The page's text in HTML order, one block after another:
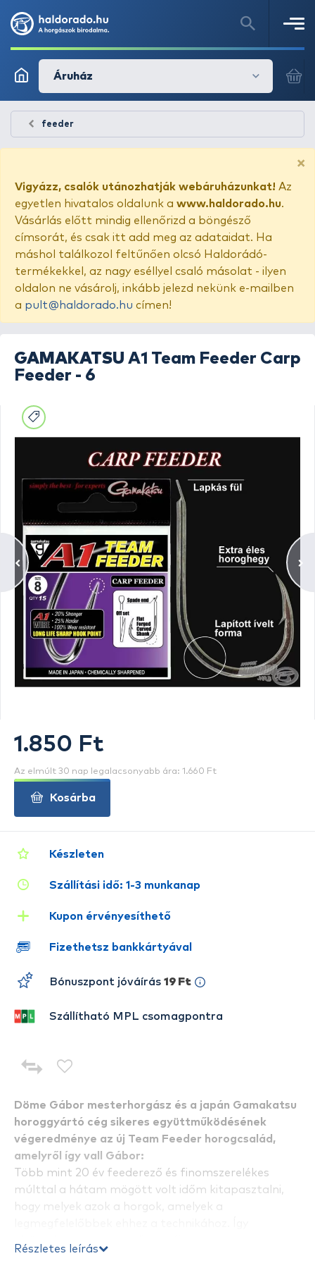
Áruház
feeder
×
Vigyázz, csalók utánozhatják webáruházunkat! Az
egyetlen hivatalos oldalunk a www.haldorado.hu.
Vásárlás előtt mindig ellenőrizd a böngésző
címsorát, és csak itt add meg az adataidat. Ha
máshol találkozol feltűnően olcsó Haldorádó-
termékekkel, az nagy eséllyel csaló másolat - ilyen
oldalon ne vásárolj, inkább jelezd nekünk e-mailben
a pult@haldorado.hu címen!
GAMAKATSU A1 Team Feeder Carp
Feeder - 6
Döme Gábor mesterhorgász és a japán Gamakatsu
horoggyártó cég sikeres együttműködésének
végeredménye az új Team Feeder horogcsalád,
amelyről így vall Gábor:
Több mint 20 év feederező és finomszerelékes
múlttal a hátam mögött volt időm kitapasztalni,
hogy melyek azok a horgok, amelyek a
Részletes leírás
Készleten
Szállítási idő: 1-3 munkanap
Kupon érvényesíthető
Fizethetsz bankkártyával
Bónuszpont jóváírás 19 Ft
Szállítható MPL csomagpontra
1.850 Ft
Az elmúlt 30 nap legalacsonyabb ára: 1.660 Ft
Kosárba